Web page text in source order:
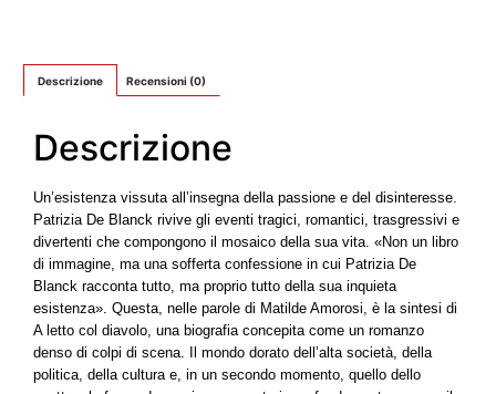
Descrizione Recensioni (0)
Descrizione
Un’esistenza vissuta all’insegna della passione e del disinteresse.
Patrizia De Blanck rivive gli eventi tragici, romantici, trasgressivi e
divertenti che compongono il mosaico della sua vita. «Non un libro
di immagine, ma una sofferta confessione in cui Patrizia De
Blanck racconta tutto, ma proprio tutto della sua inquieta
esistenza». Questa, nelle parole di Matilde Amorosi, è la sintesi di
A letto col diavolo, una biografia concepita come un romanzo
denso di colpi di scena. Il mondo dorato dell’alta società, della
politica, della cultura e, in un secondo momento, quello dello